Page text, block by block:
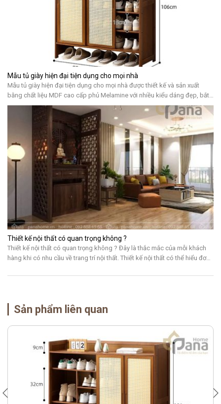
Mẫu tủ giày hiện đại tiện dụng cho mọi nhà
Mẫu tủ giày hiện đại tiện dụng cho mọi nhà được thiết kế và sản xuất
bằng chất liệu MDF cao cấp phủ Melamine với nhiều kiểu dáng đẹp, bắt
kịp xu hướng, mang tính tiện lợi cao cho quý khách hàng sử dụng 5 lợi ích
mà mẫu tủ giày hiện đại mang lại […]
Thiết kế nội thất có quan trọng không ?
Thiết kế nội thất có quan trọng không ? Đây là thắc mắc của mỗi khách
hàng khi có nhu cầu về trang trí nội thất. Thiết kế nội thất có thể hiểu đơn
trên một phong cách, ý […]
Sản phẩm liên quan